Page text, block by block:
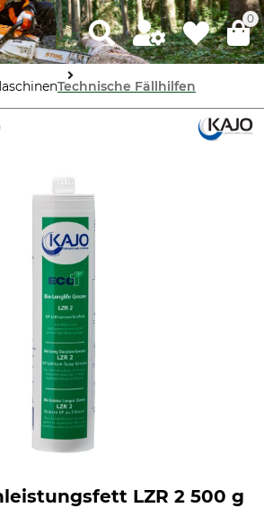
0
Technische Fällhilfen
LZR 2 500 g